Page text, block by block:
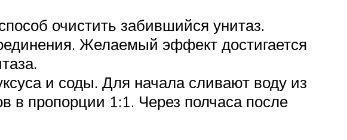
очистить забившийся унитаз.
Желаемый эффект достигается
и соды. Для начала сливают воду из
в пропорции 1:1. Через полчаса после